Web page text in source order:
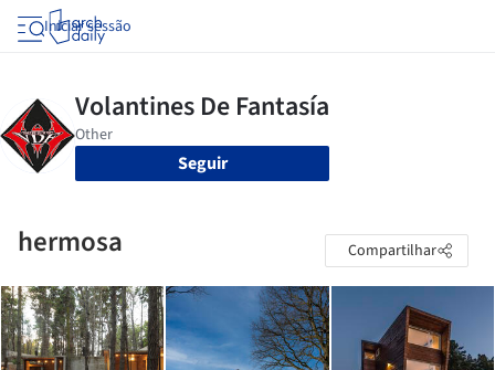
Iniciar sessão
Seguir
hermosa Compartilhar